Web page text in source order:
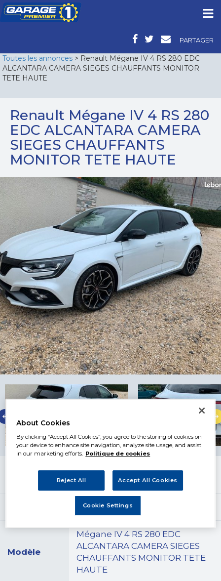
PARTAGER
Toutes les annonces > Renault Mégane IV 4 RS 280 EDC
ALCANTARA CAMERA SIEGES CHAUFFANTS MONITOR
TETE HAUTE
Renault Mégane IV 4 RS 280
EDC ALCANTARA CAMERA
SIEGES CHAUFFANTS
MONITOR TETE HAUTE
35 990 €
Renault
Modèle
Mégane IV 4 RS 280 EDC
ALCANTARA CAMERA SIEGES
CHAUFFANTS MONITOR TETE
HAUTE
About Cookies
By clicking “Accept All Cookies”, you agree to the storing of cookies on
your device to enhance site navigation, analyze site usage, and assist
in our marketing efforts. Politique de cookies
Reject All Accept All Cookies
Cookie Settings